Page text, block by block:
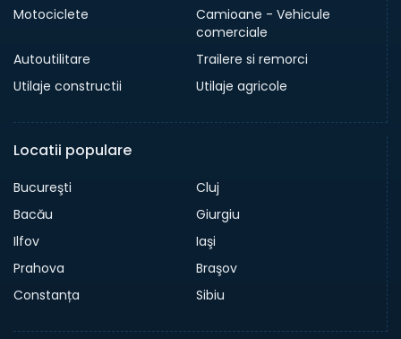
Motociclete
Camioane - Vehicule
comerciale
Autoutilitare
Trailere si remorci
Utilaje constructii
Utilaje agricole
Locatii populare
Bucureşti
Cluj
Bacău
Giurgiu
Ilfov
Iaşi
Prahova
Braşov
Constanța
Sibiu